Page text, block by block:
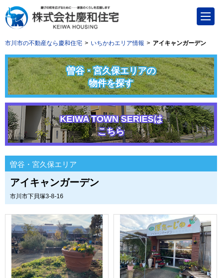
市川市の不動産なら慶和住宅 いちかわエリア情報 アイキャンガーデン
曽谷・宮久保エリアの
物件を探す
KEIWA TOWN SERIESは
こちら
曽谷・宮久保エリア
アイキャンガーデン
市川市下貝塚3-8-16